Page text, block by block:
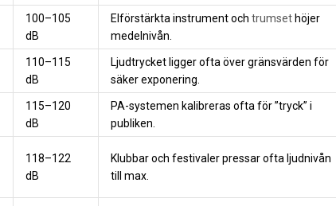
100–105
dB
Elförstärkta instrument och trumset höjer
medelnivån.
110–115
dB
Ljudtrycket ligger ofta över gränsvärden för
säker exponering.
115–120
dB
PA-systemen kalibreras ofta för ”tryck” i
publiken.
118–122
dB
Klubbar och festivaler pressar ofta ljudnivån
till max.